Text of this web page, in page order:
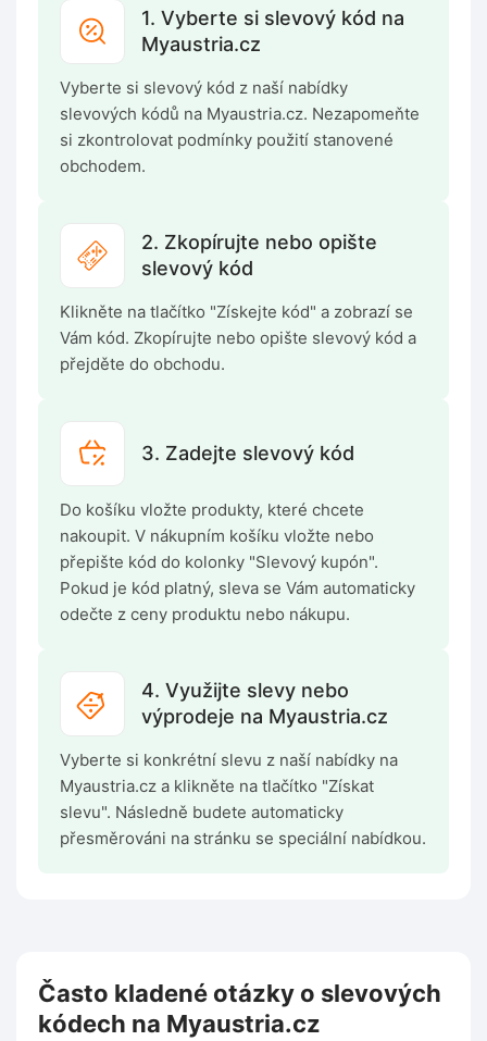
1. Vyberte si slevový kód na
Myaustria.cz
Vyberte si slevový kód z naší nabídky
slevových kódů na Myaustria.cz. Nezapomeňte
si zkontrolovat podmínky použití stanovené
obchodem.
2. Zkopírujte nebo opište
slevový kód
Klikněte na tlačítko "Získejte kód" a zobrazí se
Vám kód. Zkopírujte nebo opište slevový kód a
přejděte do obchodu.
3. Zadejte slevový kód
Do košíku vložte produkty, které chcete
nakoupit. V nákupním košíku vložte nebo
přepište kód do kolonky "Slevový kupón".
Pokud je kód platný, sleva se Vám automaticky
odečte z ceny produktu nebo nákupu.
4. Využijte slevy nebo
výprodeje na Myaustria.cz
Vyberte si konkrétní slevu z naší nabídky na
Myaustria.cz a klikněte na tlačítko "Získat
slevu". Následně budete automaticky
přesměrováni na stránku se speciální nabídkou.
Často kladené otázky o slevových
kódech na Myaustria.cz